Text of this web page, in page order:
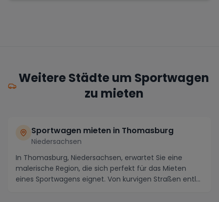
Weitere Städte um Sportwagen
zu mieten
Sportwagen mieten in Thomasburg
Niedersachsen
In Thomasburg, Niedersachsen, erwartet Sie eine
malerische Region, die sich perfekt für das Mieten
eines Sportwagens eignet. Von kurvigen Straßen entl...